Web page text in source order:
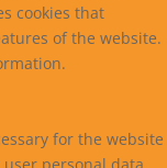
cookies that
of the website.
for the website